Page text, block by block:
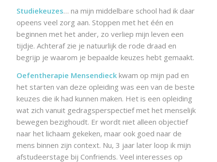
Studiekeuzes… na mijn middelbare school had ik daar
opeens veel zorg aan. Stoppen met het één en
beginnen met het ander, zo verliep mijn leven een
tijdje. Achteraf zie je natuurlijk de rode draad en
begrijp je waarom je bepaalde keuzes hebt gemaakt.
Oefentherapie Mensendieckkwam op mijn pad en
het starten van deze opleiding was een van de beste
keuzes die ik had kunnen maken. Het is een opleiding
wat zich vanuit gedragsperspectief met het menselijk
bewegen bezighoudt. Er wordt niet alleen objectief
naar het lichaam gekeken, maar ook goed naar de
mens binnen zijn context. Nu, 3 jaar later loop ik mijn
afstudeerstage bij Confriends. Veel interesses op